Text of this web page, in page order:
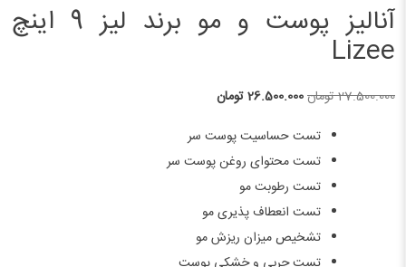
آنالیز پوست و مو برند لیز 9 اینچ
Lizee
27.500.000تومانقیمت
27.500.000 تومان
بود.
26.500.000تومانقیمت
است.
تست حساسیت پوست سر
تست محتوای روغن پوست سر
تست رطوبت مو
تست انعطاف پذیری مو
تشخیص میزان ریزش مو